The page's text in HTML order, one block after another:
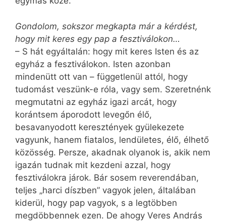
Gondolom, sokszor megkapta már a kérdést,
hogy mit keres egy pap a fesztiválokon…
– S hát egyáltalán: hogy mit keres Isten és az
egyház a fesztiválokon. Isten azonban
mindenütt ott van – függetlenül attól, hogy
tudomást veszünk-e róla, vagy sem. Szeretnénk
megmutatni az egyház igazi arcát, hogy
korántsem áporodott levegőn élő,
besavanyodott keresztények gyülekezete
vagyunk, hanem fiatalos, lendületes, élő, élhető
közösség. Persze, akadnak olyanok is, akik nem
igazán tudnak mit kezdeni azzal, hogy
fesztiválokra járok. Bár sosem reverendában,
teljes „harci díszben” vagyok jelen, általában
kiderül, hogy pap vagyok, s a legtöbben
megdöbbennek ezen. De ahogy Veres András